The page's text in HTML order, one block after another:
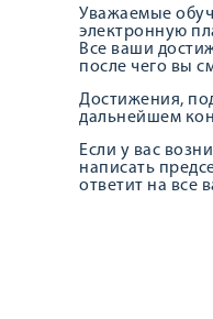
Уважаемые
электронную
Все ваши
после чего вы
Достижения,
дальнейшем
Если у вас
написать
ответит на все